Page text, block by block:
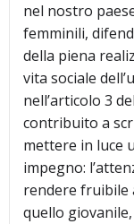
nel nostro
femminili,
della piena
vita sociale
nell’articolo 3
contribuito a
mettere in luce
impegno:
rendere fruibile
quello